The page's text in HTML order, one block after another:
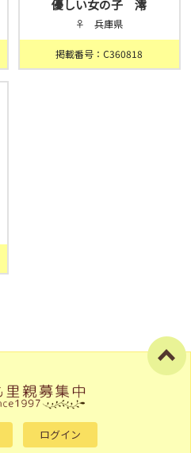
優しい女の子 澪
♀ 兵庫県
掲載番号：C360818
ログイン